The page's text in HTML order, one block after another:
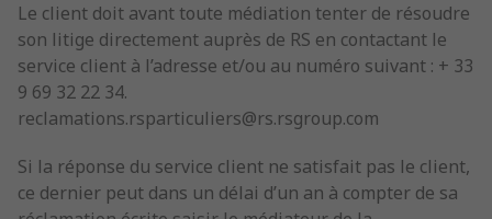
Le client doit avant toute médiation tenter de résoudre
son litige directement auprès de RS en contactant le
service client à l’adresse et/ou au numéro suivant : + 33
9 69 32 22 34.
reclamations.rsparticuliers@rs.rsgroup.com
Si la réponse du service client ne satisfait pas le client,
ce dernier peut dans un délai d’un an à compter de sa